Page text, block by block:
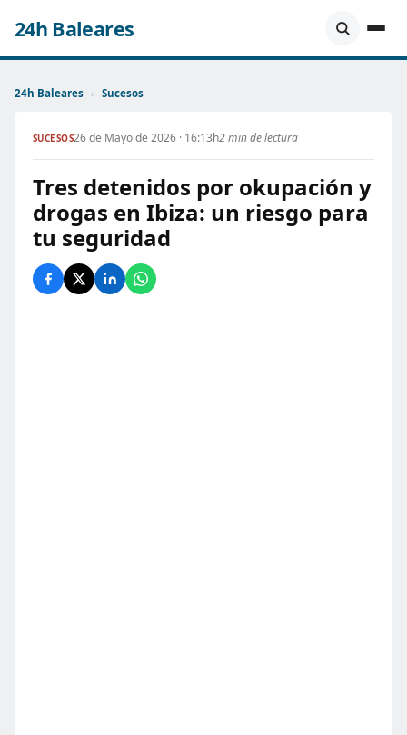
24h Baleares
24h Baleares › Sucesos
SUCESOS26 de Mayo de 2026 · 16:13h2 min de lectura
Tres detenidos por okupación y
drogas en Ibiza: un riesgo para
tu seguridad